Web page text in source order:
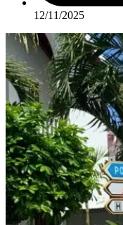
12/11/2025